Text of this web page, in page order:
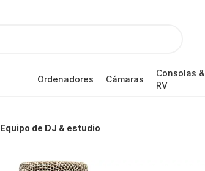
Ordenadores Cámaras
Consolas &
RV
Equipo de DJ & estudio